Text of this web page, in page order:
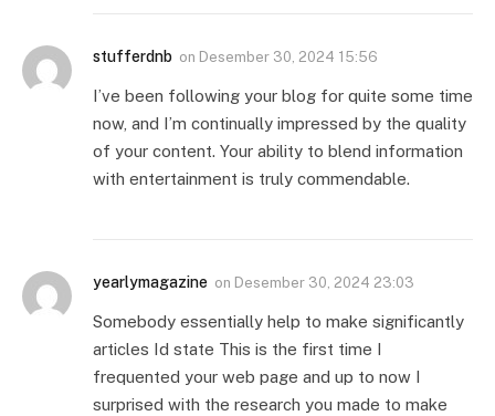
stufferdnb on Desember 30, 2024 15:56
I’ve been following your blog for quite some time
now, and I’m continually impressed by the quality
of your content. Your ability to blend information
with entertainment is truly commendable.
yearlymagazine on Desember 30, 2024 23:03
Somebody essentially help to make significantly
articles Id state This is the first time I
frequented your web page and up to now I
surprised with the research you made to make